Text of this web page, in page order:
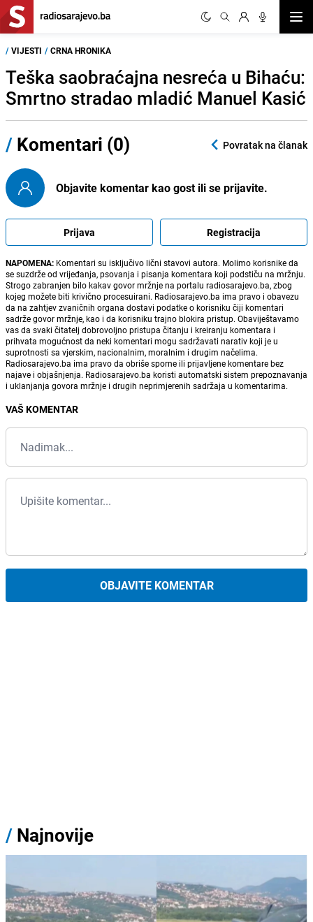
/ VIJESTI / CRNA HRONIKA
Teška saobraćajna nesreća u Bihaću:
Smrtno stradao mladić Manuel Kasić
/ Komentari (0) Povratak na članak
Objavite komentar kao gost ili se prijavite.
Prijava Registracija
NAPOMENA: Komentari su isključivo lični stavovi autora. Molimo korisnike da
se suzdrže od vrijeđanja, psovanja i pisanja komentara koji podstiču na mržnju.
Strogo zabranjen bilo kakav govor mržnje na portalu radiosarajevo.ba, zbog
kojeg možete biti krivično procesuirani. Radiosarajevo.ba ima pravo i obavezu
da na zahtjev zvaničnih organa dostavi podatke o korisniku čiji komentari
sadrže govor mržnje, kao i da korisniku trajno blokira pristup. Obaviještavamo
vas da svaki čitatelj dobrovoljno pristupa čitanju i kreiranju komentara i
prihvata mogućnost da neki komentari mogu sadržavati narativ koji je u
suprotnosti sa vjerskim, nacionalnim, moralnim i drugim načelima.
Radiosarajevo.ba ima pravo da obriše sporne ili prijavljene komentare bez
najave i objašnjenja. Radiosarajevo.ba koristi automatski sistem prepoznavanja
i uklanjanja govora mržnje i drugih neprimjerenih sadržaja u komentarima.
VAŠ KOMENTAR
OBJAVITE KOMENTAR
/ Najnovije